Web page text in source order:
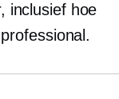
inclusief hoe